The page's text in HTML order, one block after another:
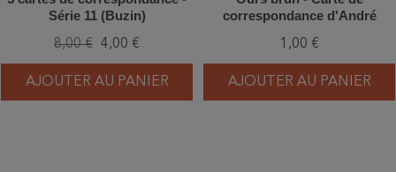
Série 11 (Buzin)
8,00 € 4,00 €
AJOUTER AU PANIER
correspondance d'André
1,00 €
AJOUTER AU PANIER